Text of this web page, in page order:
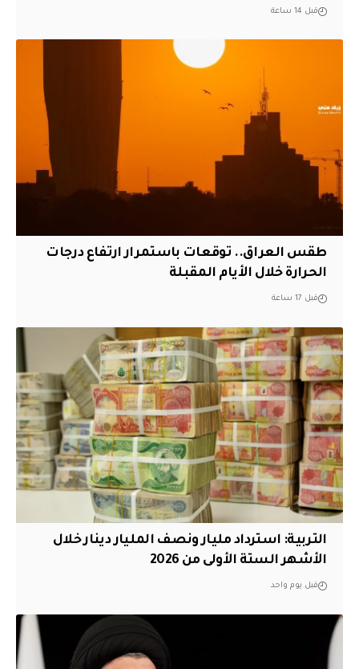
قبل 14 ساعة
طقس العراق.. توقعات باستمرار ارتفاع درجات
الحرارة خلال الأيام المقبلة
قبل 17 ساعة
التربية: استرداد مليار ونصف المليار دينار خلال
الأشهر الستة الأولى من 2026
قبل يوم واحد